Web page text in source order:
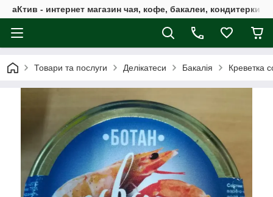
аКтив - интернет магазин чая, кофе, бакалеи, кондитерки
Товари та послуги Делікатеси Бакалія Креветка